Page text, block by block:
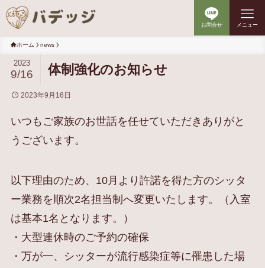
お問合せ メニュー
ホーム news
体制強化のお知らせ
2023
9/16
2023年9月16日
いつもご家族のお世話を任せていただきありがと
うございます。
以下理由のため、10月より許諾を得た方のシッタ
ー業務を順次2名担当制へ変更いたします。（入室
は基本1名となります。）
・大型連休時のご予約の確保
・万が一、シッターが流行感染症等に罹患した場